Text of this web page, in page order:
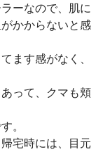
ーなので、肌に
かからないと感
ます感がなく、
って、クマも頬
。
宅時には、目元